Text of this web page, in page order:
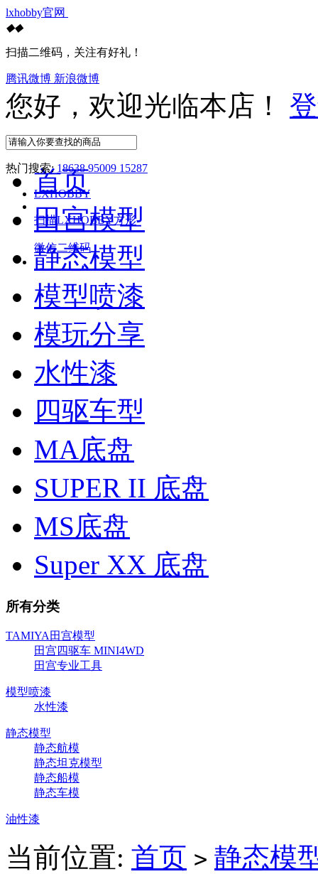
lxhobby官网
◆◆
扫描二维码，关注有好礼！
腾讯微博 新浪微博
您好，欢迎光临本店！
热门搜索: 18638 95009 15287
LXHOBBY
扫描LXHOBBY方形
微信二维码
首页
田宫模型
静态模型
模型喷漆
模玩分享
水性漆
四驱车型
MA底盘
SUPER II 底盘
MS底盘
Super XX 底盘
所有分类
TAMIYA田宫模型
田宫四驱车 MINI4WD
田宫专业工具
模型喷漆
水性漆
静态模型
静态航模
静态坦克模型
静态船模
静态车模
油性漆
当前位置: 首页 > 静态模